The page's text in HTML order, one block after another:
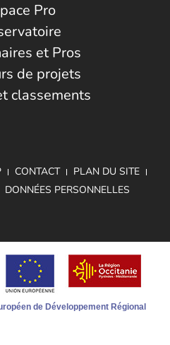
Pro
et Pros
de projets
classements
CONTACT
PLAN DU SITE
DONNÉES PERSONNELLES
de Développement Régional